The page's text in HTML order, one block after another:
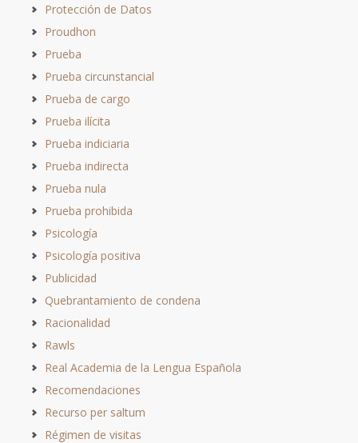
Protección de Datos
Proudhon
Prueba
Prueba circunstancial
Prueba de cargo
Prueba ilícita
Prueba indiciaria
Prueba indirecta
Prueba nula
Prueba prohibida
Psicología
Psicología positiva
Publicidad
Quebrantamiento de condena
Racionalidad
Rawls
Real Academia de la Lengua Española
Recomendaciones
Recurso per saltum
Régimen de visitas